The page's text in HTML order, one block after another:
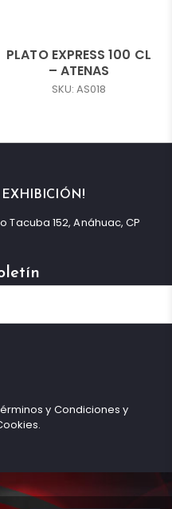
PLATO EXPRESS 100 CL
– ATENAS
SKU: AS018
EXHIBICIÓN!
152, Anáhuac, CP
y Condiciones y